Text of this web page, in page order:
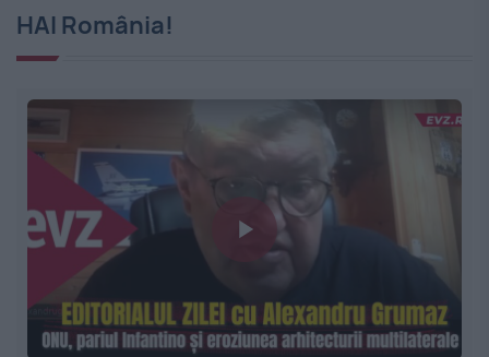
HAI România!